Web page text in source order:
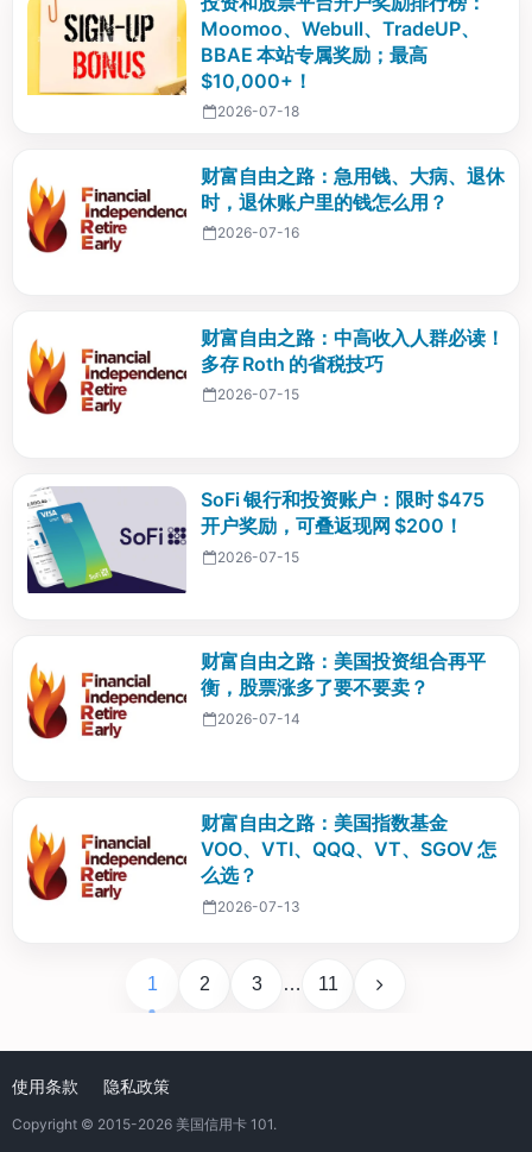
Moomoo、Webull、TradeUP、
BBAE 本站专属奖励；最高
$10,000+！
2026-07-18
财富自由之路：急用钱、大病、退休
时，退休账户里的钱怎么用？
2026-07-16
财富自由之路：中高收入人群必读！
多存 Roth 的省税技巧
2026-07-15
SoFi 银行和投资账户：限时 $475
开户奖励，可叠返现网 $200！
2026-07-15
财富自由之路：美国投资组合再平
衡，股票涨多了要不要卖？
2026-07-14
财富自由之路：美国指数基金
VOO、VTI、QQQ、VT、SGOV 怎
么选？
2026-07-13
1 2 3 … 11
使用条款 隐私政策
Copyright © 2015-2026 美国信用卡 101.